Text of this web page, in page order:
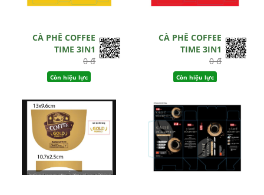
CÀ PHÊ COFFEE
TIME 3IN1
0 đ
Còn hiệu lực
CÀ PHÊ COFFEE
TIME 3IN1
0 đ
Còn hiệu lực